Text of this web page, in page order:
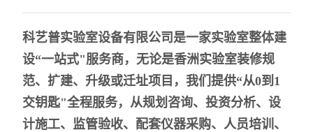
科艺普实验室设备有限公司是一家实验室整体建
设“一站式"服务商，无论是香洲实验室装修规
范、扩建、升级或迁址项目，我们提供“从0到1
交钥匙"全程服务，从规划咨询、投资分析、设
计施工、监管验收、配套仪器采购、人员培训、